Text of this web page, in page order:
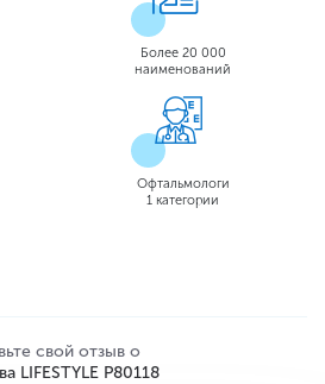
Более 20 000
наименований
Офтальмологи
1 категории
свой отзыв о
LIFESTYLE P80118